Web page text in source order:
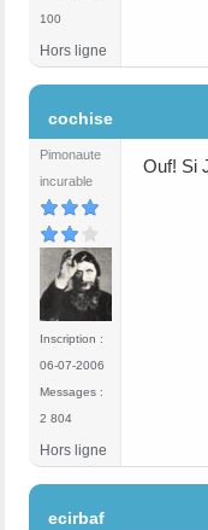
100
Hors ligne
cochise
Pimonaute
incurable
Inscription :
06-07-2006
Messages :
2 804
Ouf! Si
Hors ligne
ecirbaf